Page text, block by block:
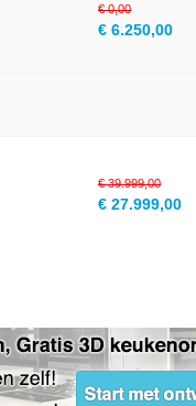
€ 0,00
€ 6.250,00
€ 39.999,00
€ 27.999,00